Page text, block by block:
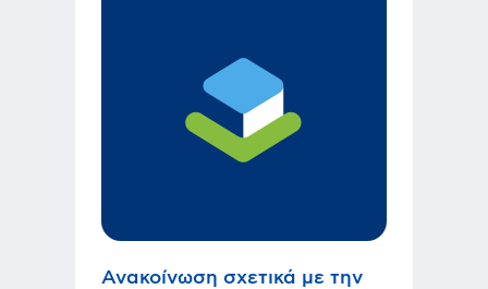
Ανακοίνωση σχετικά με την